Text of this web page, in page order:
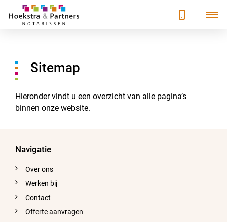
Sitemap
Hieronder vindt u een overzicht van alle pagina’s
binnen onze website.
Navigatie
Over ons
Werken bij
Contact
Offerte aanvragen